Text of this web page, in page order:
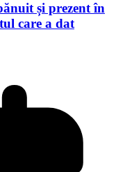
și prezent în
care a dat